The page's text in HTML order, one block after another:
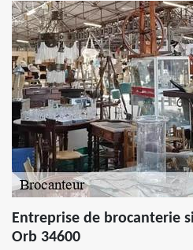
Entreprise de brocanterie
Orb 34600